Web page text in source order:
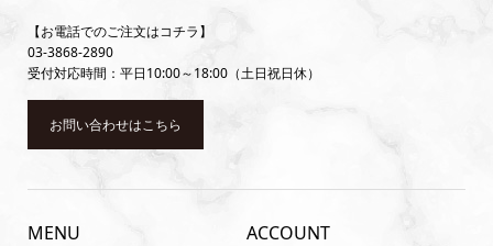
【お電話でのご注文はコチラ】
03-3868-2890
受付対応時間：平日10:00～18:00（土日祝日休）
お問い合わせはこちら
MENU ACCOUNT